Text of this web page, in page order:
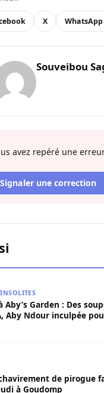
X WhatsApp
Souveibou
avez repéré une
Signaler une correction
Garden : Des
Aby Ndour inculpée
de pirogue
ce jeudi à Goudomp